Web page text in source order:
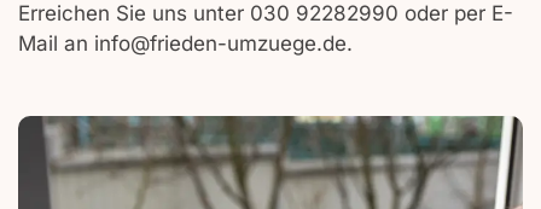
Erreichen Sie uns unter 030 92282990 oder per E-
Mail an info@frieden-umzuege.de.